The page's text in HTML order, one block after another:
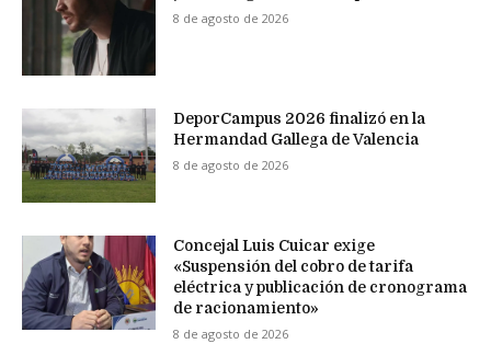
8 de agosto de 2026
DeporCampus 2026 finalizó en la
Hermandad Gallega de Valencia
8 de agosto de 2026
Concejal Luis Cuicar exige
«Suspensión del cobro de tarifa
eléctrica y publicación de cronograma
de racionamiento»
8 de agosto de 2026